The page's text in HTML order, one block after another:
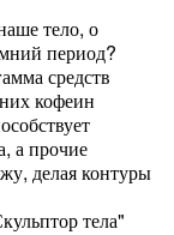
тело, о
период?
средств
кофеин
а прочие
делая контуры
тела"